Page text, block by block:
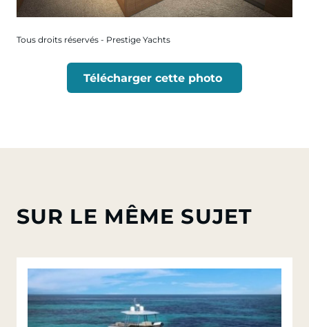
Tous droits réservés - Prestige Yachts
Télécharger cette photo
SUR LE MÊME SUJET